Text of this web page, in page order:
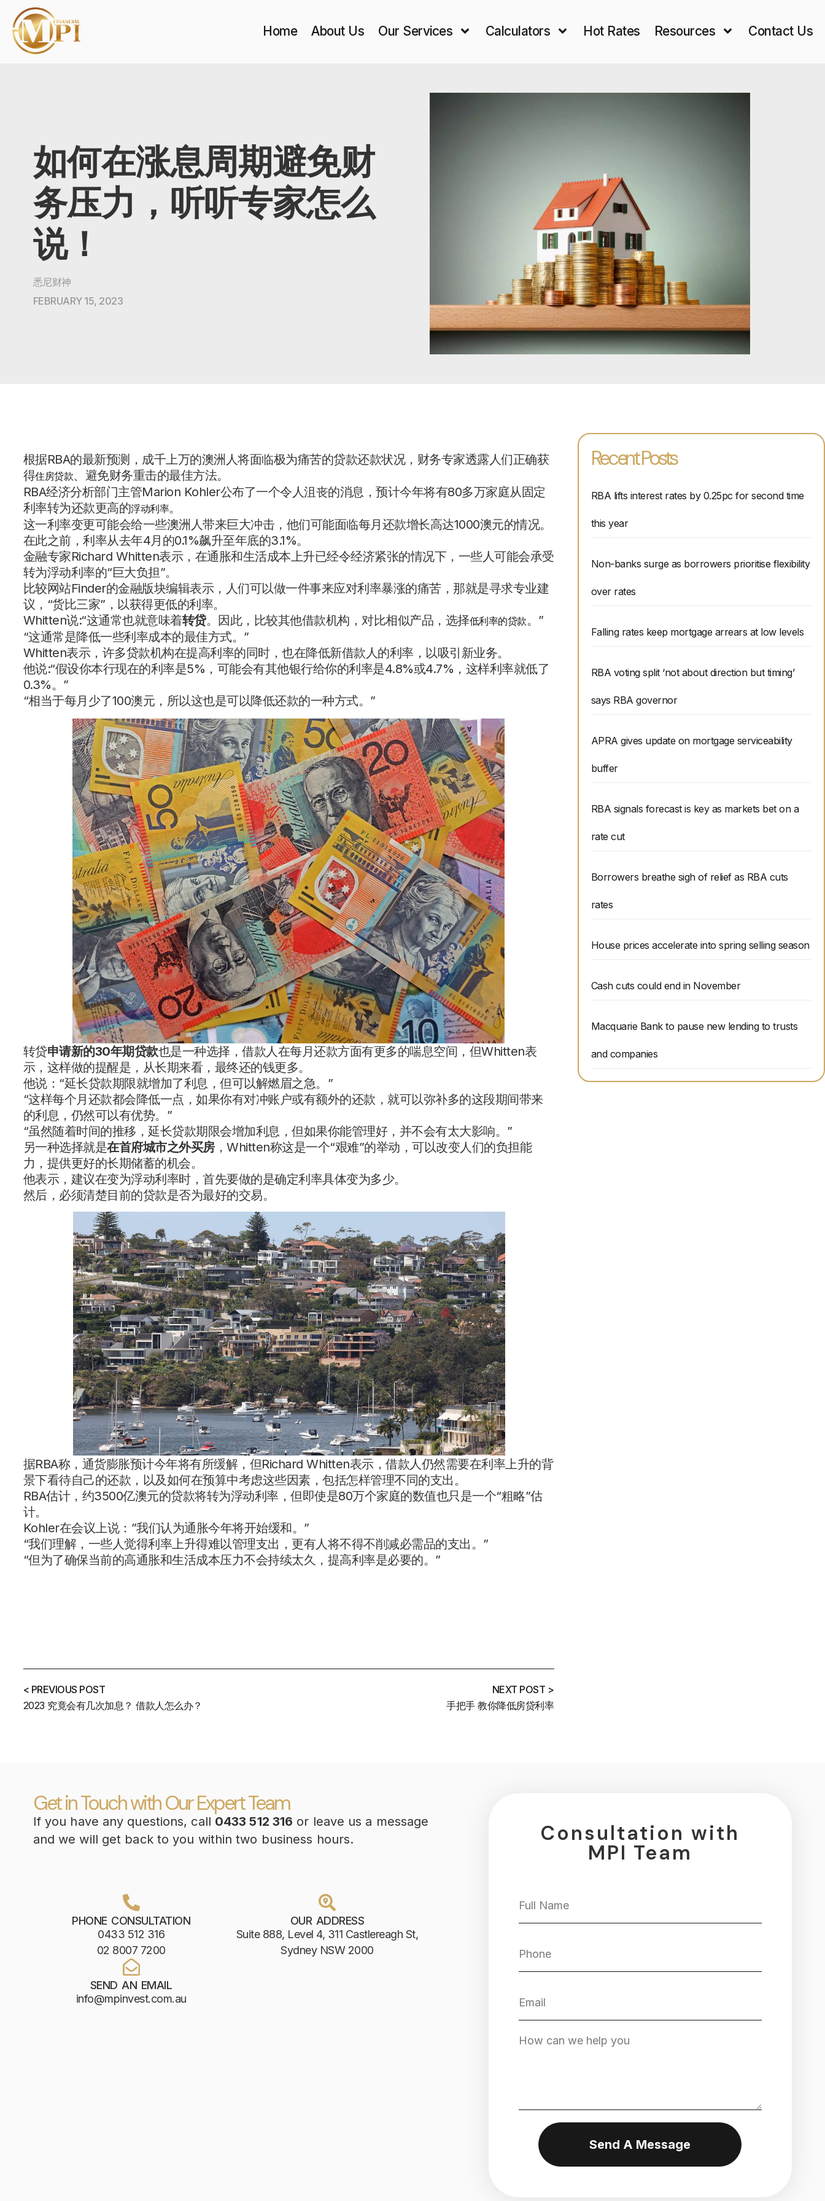
Home About Us Our Services Calculators Hot Rates Resources Contact Us
如何在涨息周期避免财
务压力，听听专家怎么
说！
悉尼财神
FEBRUARY 15, 2023
根据RBA的最新预测，成千上万的澳洲人将面临极为痛苦的贷款还款状况，财务专家透露人们正确获
得住房贷款、避免财务重击的最佳方法。
RBA经济分析部门主管Marion Kohler公布了一个令人沮丧的消息，预计今年将有80多万家庭从固定
利率转为还款更高的浮动利率。
这一利率变更可能会给一些澳洲人带来巨大冲击，他们可能面临每月还款增长高达1000澳元的情况。
在此之前，利率从去年4月的0.1%飙升至年底的3.1%。
金融专家Richard Whitten表示，在通胀和生活成本上升已经令经济紧张的情况下，一些人可能会承受
转为浮动利率的“巨大负担”。
比较网站Finder的金融版块编辑表示，人们可以做一件事来应对利率暴涨的痛苦，那就是寻求专业建
议，“货比三家”，以获得更低的利率。
Whitten说:“这通常也就意味着转贷。因此，比较其他借款机构，对比相似产品，选择低利率的贷款。”
“这通常是降低一些利率成本的最佳方式。”
Whitten表示，许多贷款机构在提高利率的同时，也在降低新借款人的利率，以吸引新业务。
他说:“假设你本行现在的利率是5%，可能会有其他银行给你的利率是4.8%或4.7%，这样利率就低了
0.3%。”
“相当于每月少了100澳元，所以这也是可以降低还款的一种方式。”
转贷申请新的30年期贷款也是一种选择，借款人在每月还款方面有更多的喘息空间，但Whitten表
示，这样做的提醒是，从长期来看，最终还的钱更多。
他说：“延长贷款期限就增加了利息，但可以解燃眉之急。”
“这样每个月还款都会降低一点，如果你有对冲账户或有额外的还款，就可以弥补多的这段期间带来
的利息，仍然可以有优势。”
“虽然随着时间的推移，延长贷款期限会增加利息，但如果你能管理好，并不会有太大影响。”
另一种选择就是在首府城市之外买房，Whitten称这是一个“艰难”的举动，可以改变人们的负担能
力，提供更好的长期储蓄的机会。
他表示，建议在变为浮动利率时，首先要做的是确定利率具体变为多少。
然后，必须清楚目前的贷款是否为最好的交易。
据RBA称，通货膨胀预计今年将有所缓解，但Richard Whitten表示，借款人仍然需要在利率上升的背
景下看待自己的还款，以及如何在预算中考虑这些因素，包括怎样管理不同的支出。
RBA估计，约3500亿澳元的贷款将转为浮动利率，但即使是80万个家庭的数值也只是一个“粗略”估
计。
Kohler在会议上说：”我们认为通胀今年将开始缓和。”
“我们理解，一些人觉得利率上升得难以管理支出，更有人将不得不削减必需品的支出。”
“但为了确保当前的高通胀和生活成本压力不会持续太久，提高利率是必要的。”
< PREVIOUS POST
2023 究竟会有几次加息？ 借款人怎么办？
NEXT POST >
手把手 教你降低房贷利率
Recent Posts
RBA lifts interest rates by 0.25pc for second time
this year
Non-banks surge as borrowers prioritise flexibility
over rates
Falling rates keep mortgage arrears at low levels
RBA voting split ‘not about direction but timing’
says RBA governor
APRA gives update on mortgage serviceability
buffer
RBA signals forecast is key as markets bet on a
rate cut
Borrowers breathe sigh of relief as RBA cuts
rates
House prices accelerate into spring selling season
Cash cuts could end in November
Macquarie Bank to pause new lending to trusts
and companies
Get in Touch with Our Expert Team
If you have any questions, call 0433 512 316 or leave us a message
and we will get back to you within two business hours.
PHONE CONSULTATION
0433 512 316
02 8007 7200
OUR ADDRESS
Suite 888, Level 4, 311 Castlereagh St,
Sydney NSW 2000
SEND AN EMAIL
info@mpinvest.com.au
Consultation with
MPI Team
Send A Message